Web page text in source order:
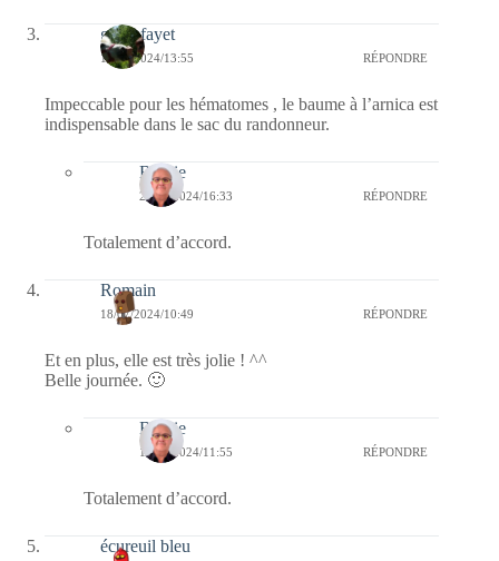
giselefayet
18/07/2024/13:55 RÉPONDRE
Impeccable pour les hématomes , le baume à l’arnica est
indispensable dans le sac du randonneur.
Bernie
20/07/2024/16:33 RÉPONDRE
Totalement d’accord.
Romain
18/07/2024/10:49 RÉPONDRE
Et en plus, elle est très jolie ! ^^
Belle journée. 🙂
Bernie
18/07/2024/11:55 RÉPONDRE
Totalement d’accord.
écureuil bleu